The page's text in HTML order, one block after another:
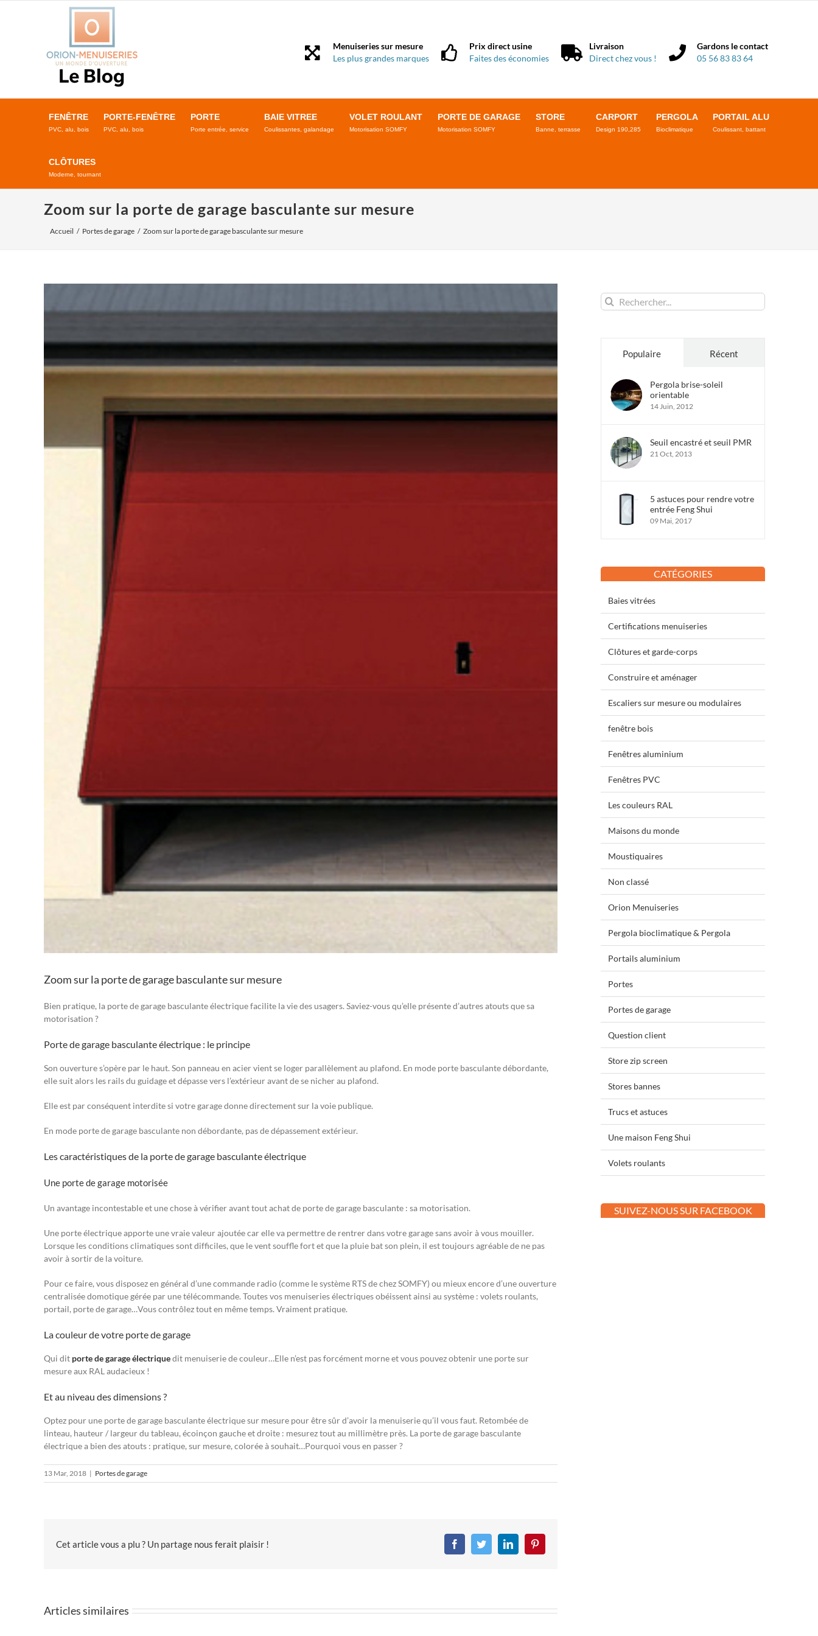
Menuiseries sur mesure
Les plus grandes marques
Prix direct usine
Faites des économies
Livraison
Direct chez vous !
Gardons le contact
05 56 83 83 64
FENÊTRE
PVC, alu, bois
PORTE-FENÊTRE
PVC, alu, bois
PORTE
Porte entrée, service
BAIE VITREE
Coulissantes, galandage
VOLET ROULANT
Motorisation SOMFY
PORTE DE GARAGE
Motorisation SOMFY
STORE
Banne, terrasse
CARPORT
Design 190,285
PERGOLA
Bioclimatique
PORTAIL ALU
Coulissant, battant
CLÔTURES
Moderne, tournant
Zoom sur la porte de garage basculante sur mesure
Accueil Portes de garage Zoom sur la porte de garage basculante sur mesure
agrandie
Zoom sur la porte de garage basculante sur mesure
Bien pratique, la porte de garage basculante électrique facilite la vie des usagers. Saviez-vous qu’elle présente d’autres atouts que sa
motorisation ?
Porte de garage basculante électrique : le principe
Son ouverture s’opère par le haut. Son panneau en acier vient se loger parallèlement au plafond. En mode porte basculante débordante,
elle suit alors les rails du guidage et dépasse vers l’extérieur avant de se nicher au plafond.
Elle est par conséquent interdite si votre garage donne directement sur la voie publique.
En mode porte de garage basculante non débordante, pas de dépassement extérieur.
Les caractéristiques de la porte de garage basculante électrique
Une porte de garage motorisée
Un avantage incontestable et une chose à vérifier avant tout achat de porte de garage basculante : sa motorisation.
Une porte électrique apporte une vraie valeur ajoutée car elle va permettre de rentrer dans votre garage sans avoir à vous mouiller.
Lorsque les conditions climatiques sont difficiles, que le vent souffle fort et que la pluie bat son plein, il est toujours agréable de ne pas
avoir à sortir de la voiture.
Pour ce faire, vous disposez en général d’une commande radio (comme le système RTS de chez SOMFY) ou mieux encore d’une ouverture
centralisée domotique gérée par une télécommande. Toutes vos menuiseries électriques obéissent ainsi au système : volets roulants,
portail, porte de garage…Vous contrôlez tout en même temps. Vraiment pratique.
La couleur de votre porte de garage
Qui dit porte de garage électriquedit menuiserie de couleur…Elle n’est pas forcément morne et vous pouvez obtenir une porte sur
mesure aux RAL audacieux !
Et au niveau des dimensions ?
Optez pour une porte de garage basculante électrique sur mesure pour être sûr d’avoir la menuiserie qu’il vous faut. Retombée de
linteau, hauteur / largeur du tableau, écoinçon gauche et droite : mesurez tout au millimètre près. La porte de garage basculante
électrique a bien des atouts : pratique, sur mesure, colorée à souhait…Pourquoi vous en passer ?
13 Mar, 2018 | Portes de garage
Cet article vous a plu ? Un partage nous ferait plaisir ! FacebookTwitterLinkedInPinterest
Articles similaires
Rechercher:
Populaire Récent
Pergola brise-soleil
orientable
14 Juin, 2012
Seuil encastré et seuil PMR
21 Oct, 2013
5 astuces pour rendre votre
entrée Feng Shui
09 Mai, 2017
CATÉGORIES
Baies vitrées
Certifications menuiseries
Clôtures et garde-corps
Construire et aménager
Escaliers sur mesure ou modulaires
fenêtre bois
Fenêtres aluminium
Fenêtres PVC
Les couleurs RAL
Maisons du monde
Moustiquaires
Non classé
Orion Menuiseries
Pergola bioclimatique & Pergola
Portails aluminium
Portes
Portes de garage
Question client
Store zip screen
Stores bannes
Trucs et astuces
Une maison Feng Shui
Volets roulants
SUIVEZ-NOUS SUR FACEBOOK